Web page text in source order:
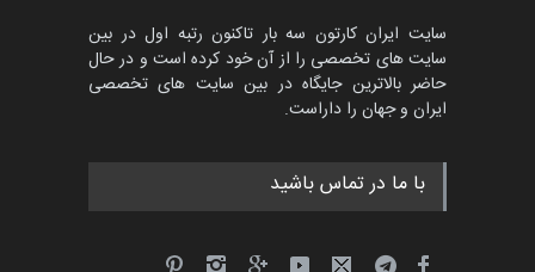
پنجمین مسابقۀ بین‌المللی
کارتون CARTUNION ، …
مهلت
سایت ایران کارتون سه بار تاکنون رتبه اول در بین
سایت های تخصصی را از آن خود کرده است و در حال
حاضر بالاترین جایگاه در بین سایت های تخصصی
ایران و جهان را داراست.
با ما در تماس باشید